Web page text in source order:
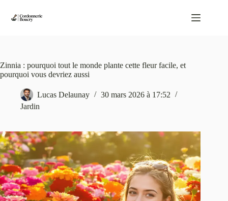
contenu
Zinnia : pourquoi tout le monde plante cette fleur facile, et
pourquoi vous devriez aussi
Lucas Delaunay
30 mars 2026 à 17:52
Jardin